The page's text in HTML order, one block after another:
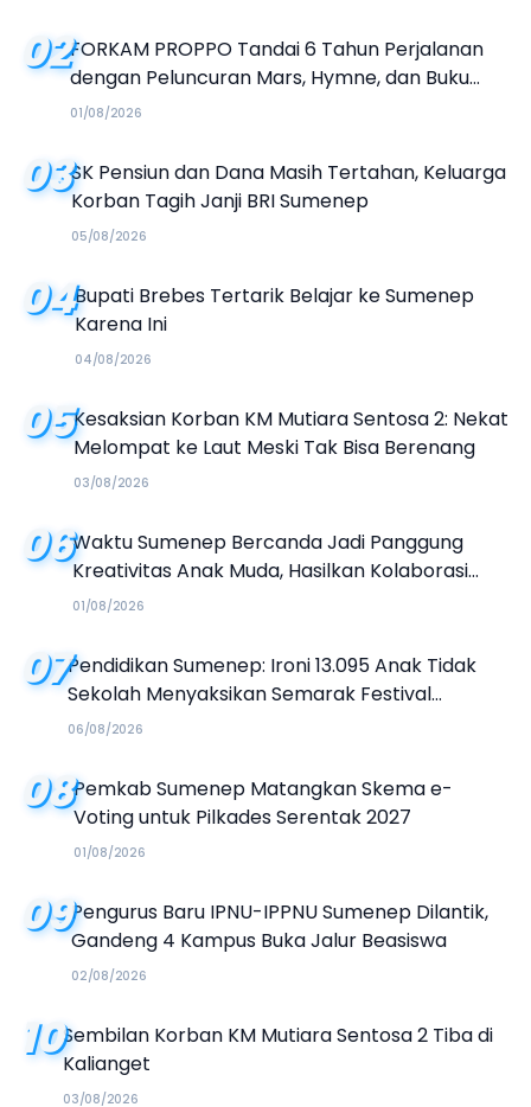
02FORKAM PROPPO Tandai 6 Tahun Perjalanan
dengan Peluncuran Mars, Hymne, dan Buku
Organisasi
01/08/2026
03SK Pensiun dan Dana Masih Tertahan, Keluarga
Korban Tagih Janji BRI Sumenep
05/08/2026
04Bupati Brebes Tertarik Belajar ke Sumenep
Karena Ini
04/08/2026
05Kesaksian Korban KM Mutiara Sentosa 2: Nekat
Melompat ke Laut Meski Tak Bisa Berenang
03/08/2026
06Waktu Sumenep Bercanda Jadi Panggung
Kreativitas Anak Muda, Hasilkan Kolaborasi
Industri Kreatif
01/08/2026
07Pendidikan Sumenep: Ironi 13.095 Anak Tidak
Sekolah Menyaksikan Semarak Festival
Kalender Event 2026
06/08/2026
08Pemkab Sumenep Matangkan Skema e-
Voting untuk Pilkades Serentak 2027
01/08/2026
09Pengurus Baru IPNU-IPPNU Sumenep Dilantik,
Gandeng 4 Kampus Buka Jalur Beasiswa
02/08/2026
10Sembilan Korban KM Mutiara Sentosa 2 Tiba di
Kalianget
03/08/2026